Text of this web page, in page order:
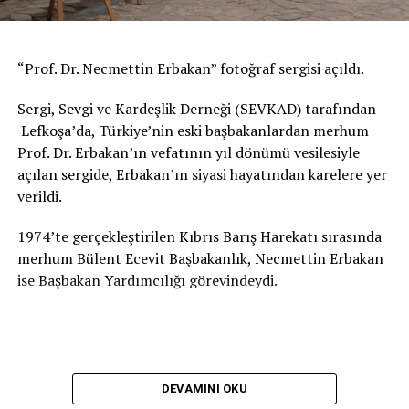
UP NEXT
10 yaşındaki piyanist Defne dünya birincisi oldu
KAÇIRMAYIN
Alacahöyük Antik Kenti Türk Kızılay’ın kuruluşu
sebebiyle ışıklandırıldı
“Prof. Dr. Necmettin Erbakan” fotoğraf sergisi açıldı.
Sergi, Sevgi ve Kardeşlik Derneği (SEVKAD) tarafından
Lefkoşa’da, Türkiye’nin eski başbakanlardan merhum
Prof. Dr. Erbakan’ın vefatının yıl dönümü vesilesiyle
açılan sergide, Erbakan’ın siyasi hayatından karelere yer
verildi.
1974’te gerçekleştirilen Kıbrıs Barış Harekatı sırasında
merhum Bülent Ecevit Başbakanlık, Necmettin Erbakan
ise Başbakan Yardımcılığı görevindeydi.
DEVAMINI OKU